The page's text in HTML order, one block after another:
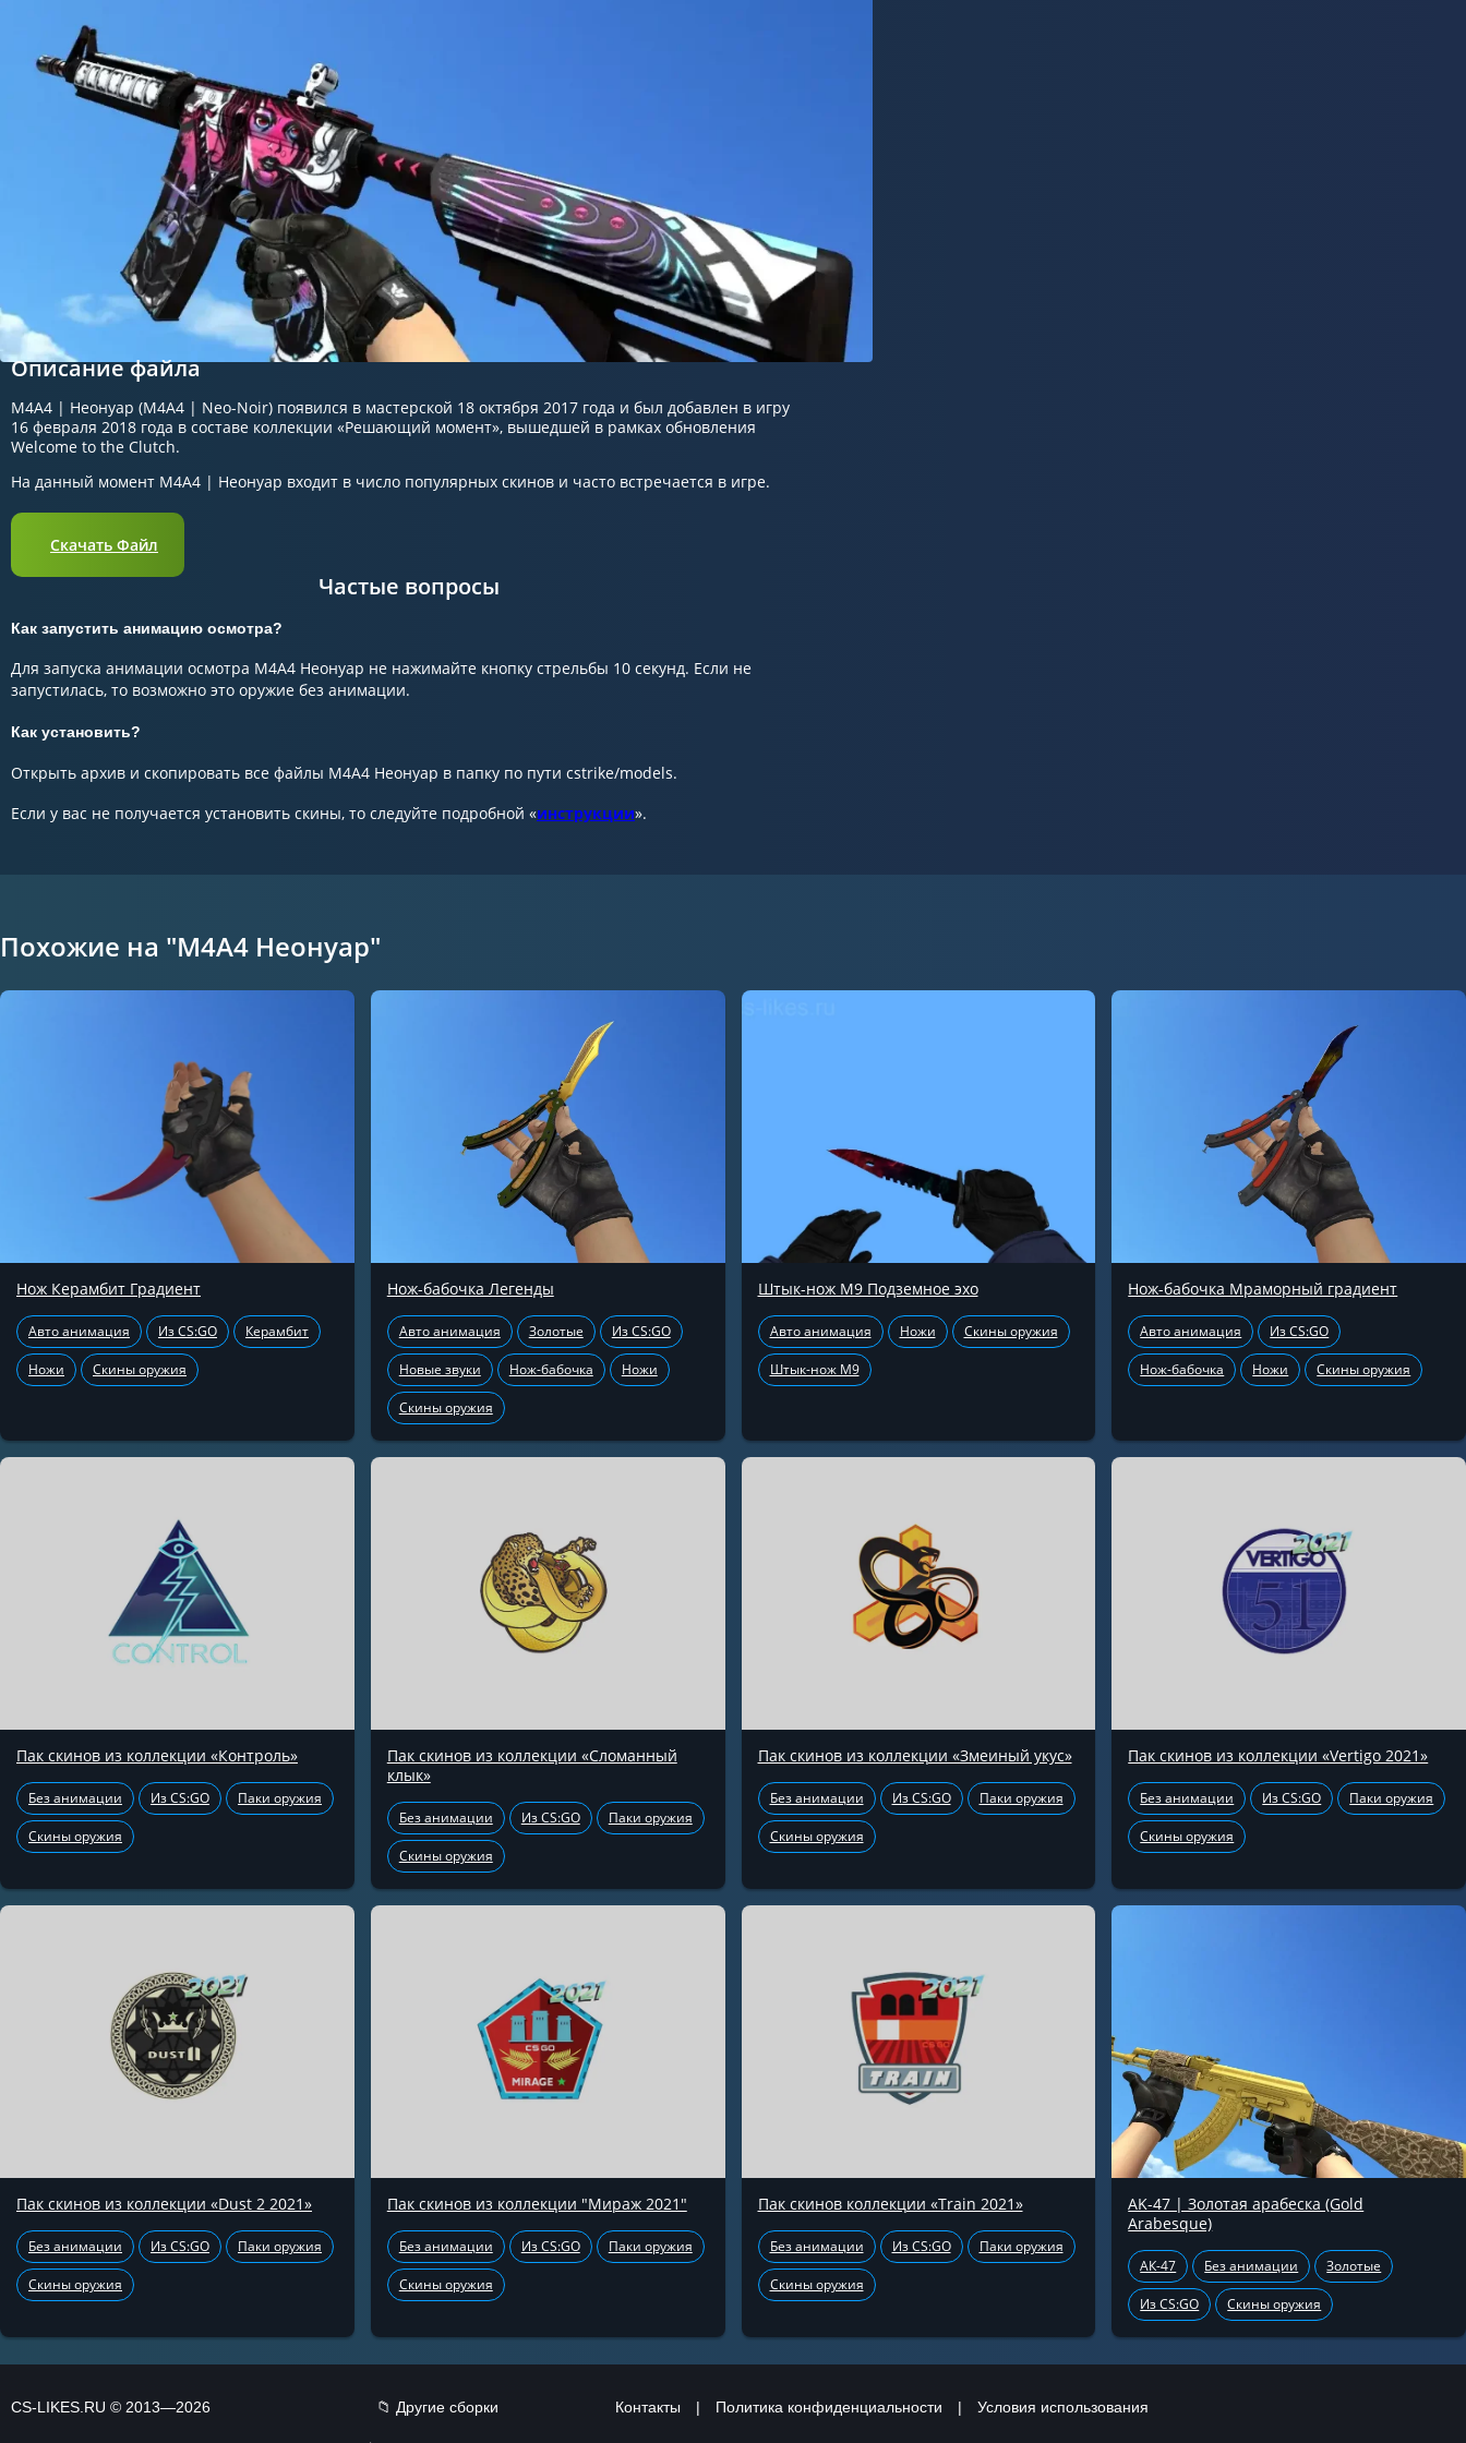
Описание файла
M4A4 | Неонуар (M4A4 | Neo-Noir) появился в мастерской 18 октября 2017 года и был добавлен в игру
16 февраля 2018 года в составе коллекции «Решающий момент», вышедшей в рамках обновления
Welcome to the Clutch.
На данный момент M4A4 | Неонуар входит в число популярных скинов и часто встречается в игре.
Скачать Файл
Частые вопросы
Как запустить анимацию осмотра?
Для запуска анимации осмотра M4A4 Неонуар не нажимайте кнопку стрельбы 10 секунд. Если не
запустилась, то возможно это оружие без анимации.
Как установить?
Открыть архив и скопировать все файлы M4A4 Неонуар в папку по пути cstrike/models.
Если у вас не получается установить скины, то следуйте подробной «инструкции».
Похожие на "M4A4 Неонуар"
Нож Керамбит Градиент
Авто анимация Из CS:GO Керамбит
Ножи Скины оружия
Нож-бабочка Легенды
Авто анимация Золотые Из CS:GO
Новые звуки Нож-бабочка Ножи
Скины оружия
Штык-нож М9 Подземное эхо
Авто анимация Ножи Скины оружия
Штык-нож М9
Нож-бабочка Мраморный градиент
Авто анимация Из CS:GO
Нож-бабочка Ножи Скины оружия
Пак скинов из коллекции «Контроль»
Без анимации Из CS:GO Паки оружия
Скины оружия
Пак скинов из коллекции «Сломанный
клык»
Без анимации Из CS:GO Паки оружия
Скины оружия
Пак скинов из коллекции «Змеиный укус»
Без анимации Из CS:GO Паки оружия
Скины оружия
Пак скинов из коллекции «Vertigo 2021»
Без анимации Из CS:GO Паки оружия
Скины оружия
Пак скинов из коллекции «Dust 2 2021»
Без анимации Из CS:GO Паки оружия
Скины оружия
Пак скинов из коллекции "Мираж 2021"
Без анимации Из CS:GO Паки оружия
Скины оружия
Пак скинов коллекции «Train 2021»
Без анимации Из CS:GO Паки оружия
Скины оружия
AK-47 | Золотая арабеска (Gold
Arabesque)
АК-47 Без анимации Золотые
Из CS:GO Скины оружия
CS-LIKES.RU © 2013—2026 📁 Другие сборки Контакты | Политика конфиденциальности | Условия использования